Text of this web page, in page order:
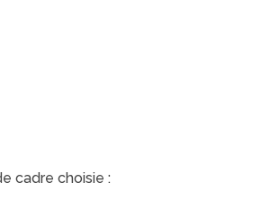
cadre choisie :